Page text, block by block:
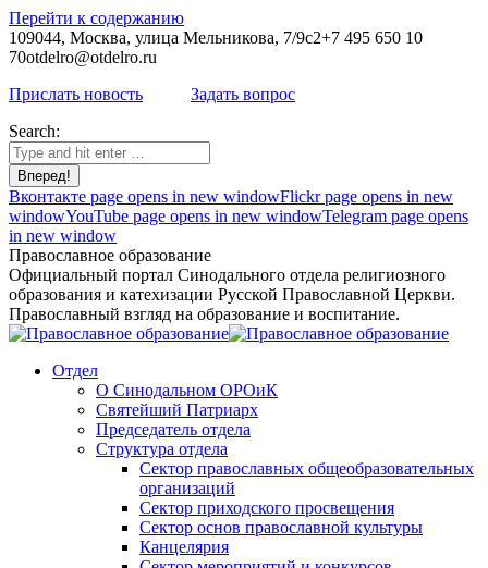
Перейти к содержанию
109044, Москва, улица Мельникова, 7/9с2+7 495 650 10
70otdelro@otdelro.ru
Прислать новость
Задать вопрос
Search:
Вконтакте page opens in new windowFlickr page opens in new
windowYouTube page opens in new windowTelegram page opens
in new window
Православное образование
Официальный портал Синодального отдела религиозного
образования и катехизации Русской Православной Церкви.
Православный взгляд на образование и воспитание.
Отдел
О Синодальном ОРОиК
Святейший Патриарх
Председатель отдела
Структура отдела
Сектор православных общеобразовательных
организаций
Сектор приходского просвещения
Сектор основ православной культуры
Канцелярия